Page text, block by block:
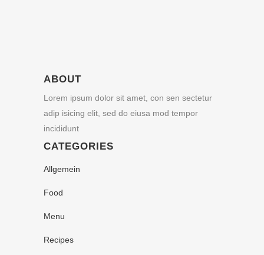
ABOUT
Lorem ipsum dolor sit amet, con sen sectetur
adip isicing elit, sed do eiusa mod tempor
incididunt
CATEGORIES
Allgemein
Food
Menu
Recipes